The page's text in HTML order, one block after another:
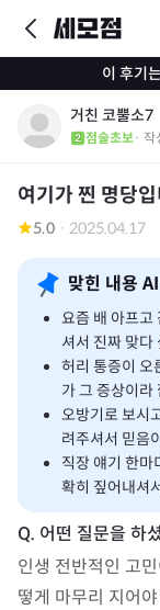
이 후기
거친 코뿔소7
점술초보· 작
여기가 찐 명당
5.0 · 2025.04.17
맞힌 내용
요즘 배 아프고
셔서 진짜 맞다
허리 통증이 오
가 그 증상이라
오방기로 보시
려주셔서 믿음
직장 얘기 한마
확히 짚어내셔
인생 전반적인 고
떻게 마무리 지어